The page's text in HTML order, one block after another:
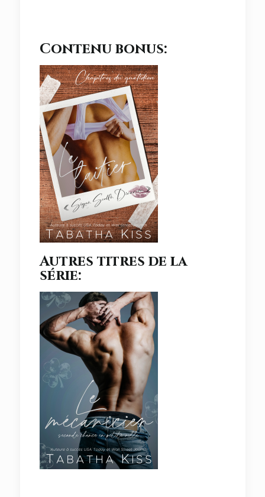
Contenu bonus:
Autres titres de la
série: